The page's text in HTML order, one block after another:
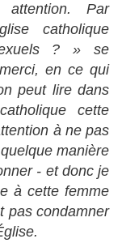
attention. Par
catholique
? » se
en ce qui
peut lire dans
cette
à ne pas
manière
- et donc je
à cette femme
pas condamner